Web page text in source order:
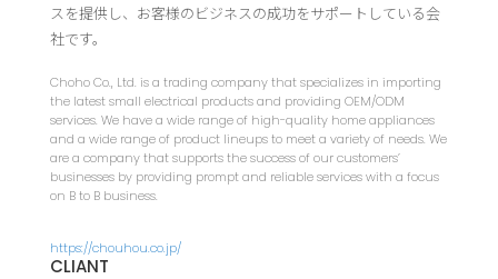
スを提供し、お客様のビジネスの成功をサポートしている会
社です。
Choho Co., Ltd. is a trading company that specializes in importing
the latest small electrical products and providing OEM/ODM
services. We have a wide range of high-quality home appliances
and a wide range of product lineups to meet a variety of needs. We
are a company that supports the success of our customers’
businesses by providing prompt and reliable services with a focus
on B to B business.
https://chouhou.co.jp/
CLIANT